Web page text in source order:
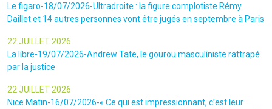
Le figaro-18/07/2026-Ultradroite : la figure complotiste Rémy
Daillet et 14 autres personnes vont être jugés en septembre à Paris
22 JUILLET 2026
La libre-19/07/2026-Andrew Tate, le gourou masculiniste rattrapé
par la justice
22 JUILLET 2026
Nice Matin-16/07/2026-« Ce qui est impressionnant, c’est leur